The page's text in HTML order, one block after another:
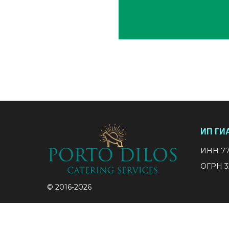
© 2016-2026
ИП
ИНН
ОГРН